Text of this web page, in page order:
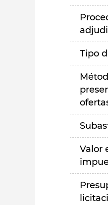
Tipo
Valor